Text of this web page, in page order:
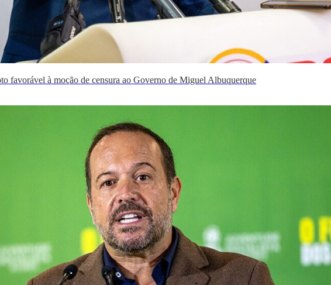
favorável à moção de censura ao Governo de Miguel Albuquerque